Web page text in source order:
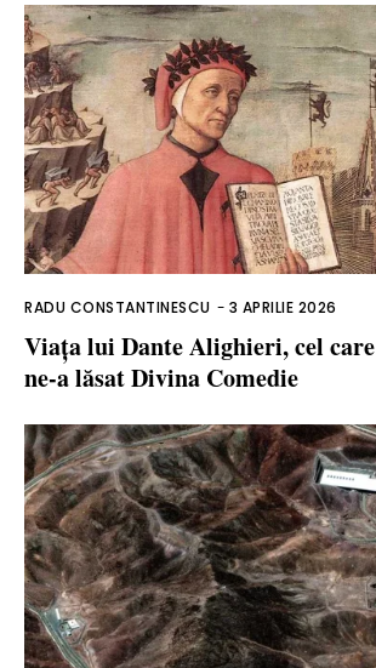
RADU CONSTANTINESCU - 3 APRILIE 2026
Viața lui Dante Alighieri, cel care
ne-a lăsat Divina Comedie